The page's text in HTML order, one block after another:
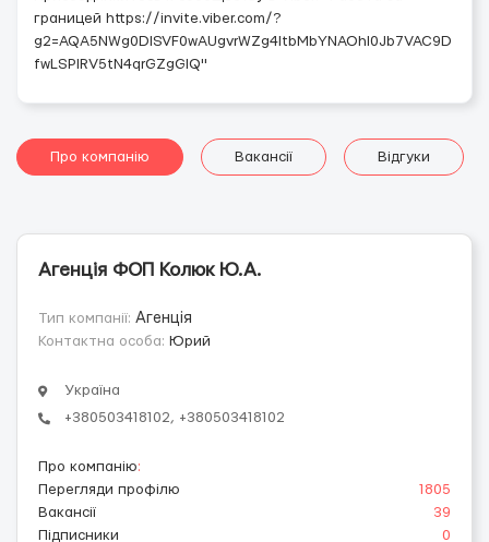
границей https://invite.viber.com/?
g2=AQA5NWg0DISVF0wAUgvrWZg4ItbMbYNAOhI0Jb7VAC9D
fwLSPIRV5tN4qrGZgGIQ"
Про компанію Вакансії Відгуки
Агенція ФОП Колюк Ю.А.
Тип компанії: Агенція
Контактна особа: Юрий
Україна
+380503418102, +380503418102
Про компанію:
Перегляди профілю
1805
Вакансії
39
Підписники
0